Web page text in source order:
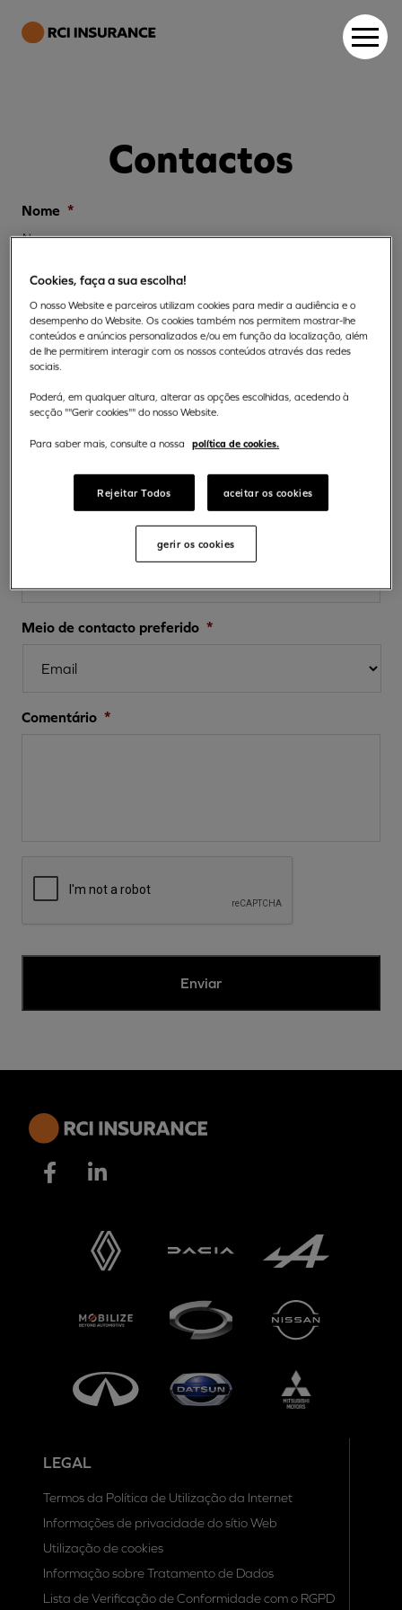
Contactos
Nome *
Nome
Apelido
Meio de contacto preferido *
Comentário *
LEGAL
Termos da Política de Utilização da Internet
Informações de privacidade do sítio Web
Utilização de cookies
Informação sobre Tratamento de Dados
Lista de Verificação de Conformidade com o RGPD
Cookies, faça a sua escolha!
O nosso Website e parceiros utilizam cookies para medir a audiência e o
desempenho do Website. Os cookies também nos permitem mostrar-lhe
conteúdos e anúncios personalizados e/ou em função da localização, além
de lhe permitirem interagir com os nossos conteúdos através das redes
sociais.
Poderá, em qualquer altura, alterar as opções escolhidas, acedendo à
secção ""Gerir cookies"" do nosso Website.
Para saber mais, consulte a nossa política de cookies.
Rejeitar Todos aceitar os cookies
gerir os cookies